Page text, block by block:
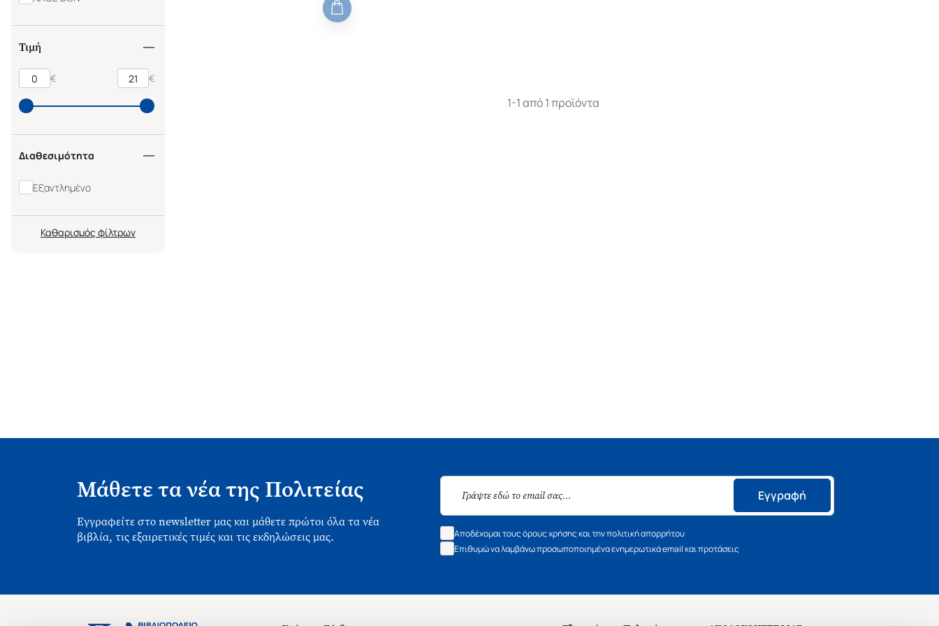
Τιμή
€ €
Διαθεσιμότητα
Εξαντλημένο
Καθαρισμός
1-1 από 1 προϊόντα
Μάθετε τα νέα της Πολιτείας
Εγγραφείτε στο newsletter μας και μάθετε πρώτοι όλα τα νέα
βιβλία, τις εξαιρετικές τιμές και τις εκδηλώσεις μας.
Εγγραφή
Αποδέχομαι τους όρους χρήσης και την πολιτική απορρήτου
Επιθυμώ να λαμβάνω προσωποποιημένα ενημερωτικά email και προτάσεις